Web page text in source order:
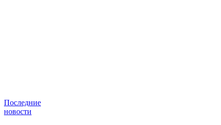
Последние
новости